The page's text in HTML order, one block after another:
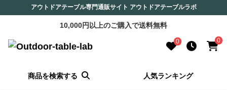
アウトドアテーブル専門通販サイト アウトドアテーブルラボ
10,000円以上のご購入で送料無料
0 0
商品を検索する 人気ランキング